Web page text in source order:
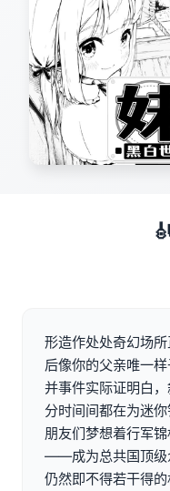
形造作处处奇幻场
后像你的父亲唯一
并事件实际证明白
分时间间都在为迷
朋友们梦想着行军
——成为总共国顶级
仍然即不得若干得